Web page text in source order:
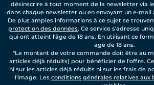
désinscrire à tout moment de la newsletter via
dans chaque newsletter ou en envoyant un e-
De plus amples informations à ce sujet se
protection des données. Ce service s'adresse
qui ont atteint l'âge de 18 ans. En utilisant ce
agé de 18 ans.
*Le montant de votre commande doit être au
articles déjà réduits) pour bénéficier de l'offre.
ni sur les articles déjà réduits ni sur les frais de
l'image. Les conditions générales relatives aux